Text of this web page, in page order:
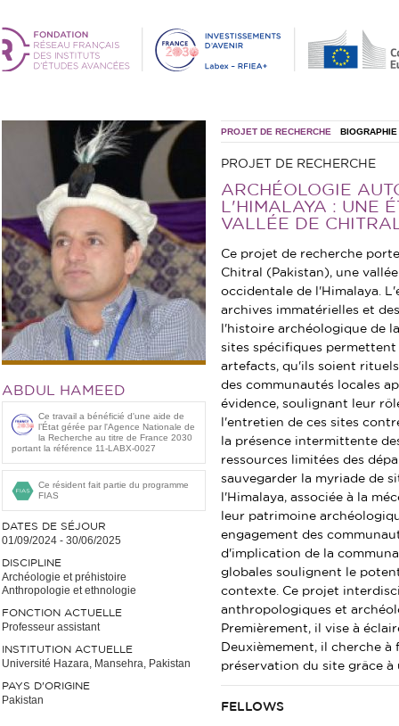
ABDUL HAMEED
Ce travail a bénéficié d'une aide de
l’État gérée par l'Agence Nationale de
la Recherche au titre de France 2030
portant la référence 11-LABX-0027
Ce résident fait partie du programme
FIAS
DATES DE SÉJOUR
01/09/2024 - 30/06/2025
DISCIPLINE
Archéologie et préhistoire
Anthropologie et ethnologie
FONCTION ACTUELLE
Professeur assistant
INSTITUTION ACTUELLE
Université Hazara, Mansehra, Pakistan
PAYS D'ORIGINE
Pakistan
PROJET DE RECHERCHE BIOGRAPHIE
PROJET DE RECHERCHE
ARCHÉOLOGIE
L'HIMALAYA : UNE
VALLÉE DE
Ce projet de recherche
Chitral (Pakistan), une
occidentale de l'Himalaya.
archives immatérielles et
l'histoire archéologique de
sites spécifiques
artefacts, qu'ils soient
des communautés locales
évidence, soulignant leur
l'entretien de ces sites
la présence intermittente
ressources limitées des
sauvegarder la myriade de
l'Himalaya, associée à la
leur patrimoine
engagement des
d'implication de la
globales soulignent le
contexte. Ce projet
anthropologiques et
Premièrement, il vise à
Deuxièmement, il cherche
préservation du site grâce
FELLOWS